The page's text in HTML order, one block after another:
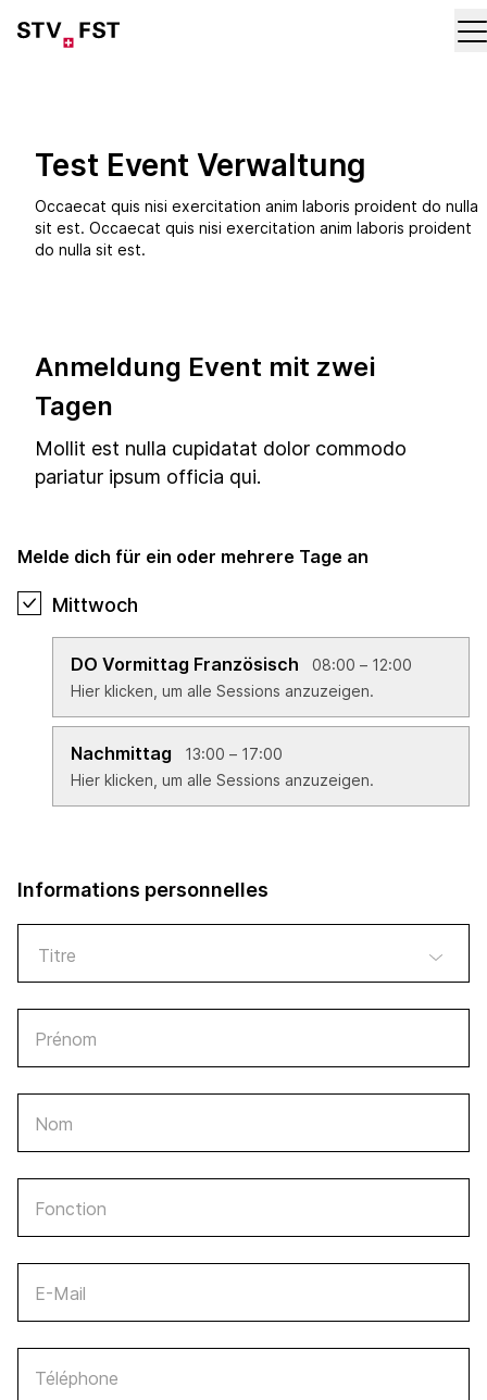
Test Event Verwaltung
Occaecat quis nisi exercitation anim laboris proident do nulla
sit est. Occaecat quis nisi exercitation anim laboris proident
do nulla sit est.
Anmeldung Event mit zwei
Tagen
Mollit est nulla cupidatat dolor commodo
pariatur ipsum officia qui.
Melde dich für ein oder mehrere Tage an
Mittwoch
DO Vormittag Französisch
08:00 – 12:00
Hier klicken, um alle Sessions anzuzeigen.
Nachmittag
13:00 – 17:00
Hier klicken, um alle Sessions anzuzeigen.
Informations personnelles
Prénom
Nom
Fonction
E-Mail
Téléphone